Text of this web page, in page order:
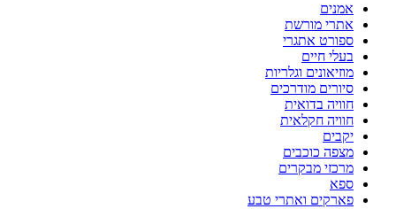
אמנים
אתרי מורשת
ספורט אתגרי
בעלי חיים
מוזיאונים וגלריות
סיורים מודרכים
חוויה בדואית
חוויה חקלאית
יקבים
מצפה כוכבים
מרכזי מבקרים
ספא
פארקים ואתרי טבע